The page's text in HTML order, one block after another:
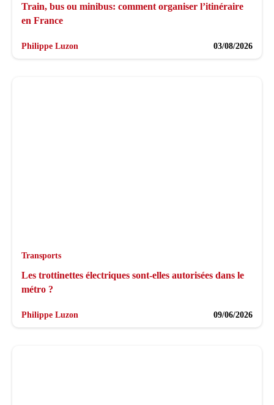
Train, bus ou minibus: comment organiser l’itinéraire
en France
Philippe Luzon 03/08/2026
Transports
Les trottinettes électriques sont-elles autorisées dans le
métro ?
Philippe Luzon 09/06/2026